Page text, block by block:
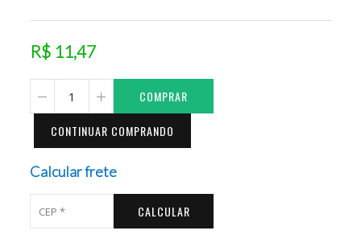
R$ 11,47
COMPRAR
CONTINUAR COMPRANDO
Calcular frete
CALCULAR